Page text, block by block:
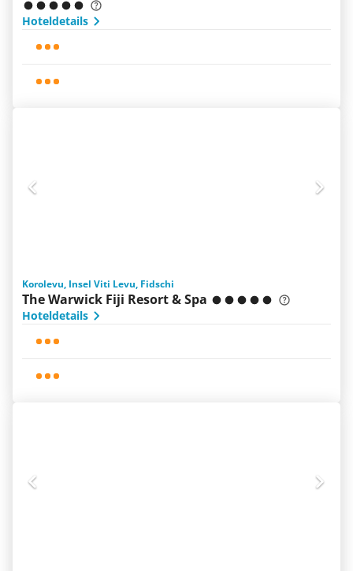
Hoteldetails
Korolevu, Insel Viti Levu, Fidschi
The Warwick Fiji Resort & Spa
Hoteldetails